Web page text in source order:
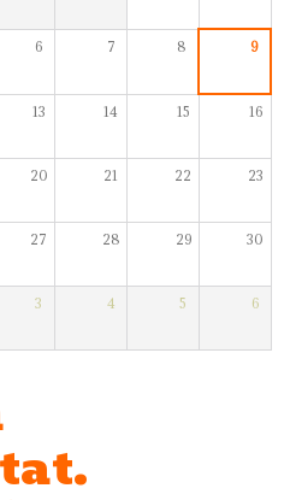
6 7 8 9
13 14 15 16
20 21 22 23
27 28 29 30
3 4 5 6